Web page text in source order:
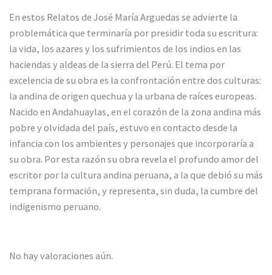
En estos Relatos de José María Arguedas se advierte la
problemática que terminaría por presidir toda su escritura:
la vida, los azares y los sufrimientos de los indios en las
haciendas y aldeas de la sierra del Perú. El tema por
excelencia de su obra es la confrontación entre dos culturas:
la andina de origen quechua y la urbana de raíces europeas.
Nacido en Andahuaylas, en el corazón de la zona andina más
pobre y olvidada del país, estuvo en contacto desde la
infancia con los ambientes y personajes que incorporaría a
su obra. Por esta razón su obra revela el profundo amor del
escritor por la cultura andina peruana, a la que debió su más
temprana formación, y representa, sin duda, la cumbre del
indigenismo peruano.
No hay valoraciones aún.